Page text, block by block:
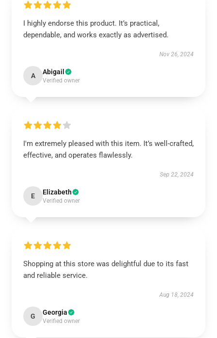
I highly endorse this product. It’s practical,
dependable, and works exactly as advertised.
Nov 26, 2024
A Abigail
Verified owner
I'm extremely pleased with this item. It’s well-crafted,
effective, and operates flawlessly.
Sep 22, 2024
E Elizabeth
Verified owner
Shopping at this store was delightful due to its fast
and reliable service.
Aug 18, 2024
G Georgia
Verified owner